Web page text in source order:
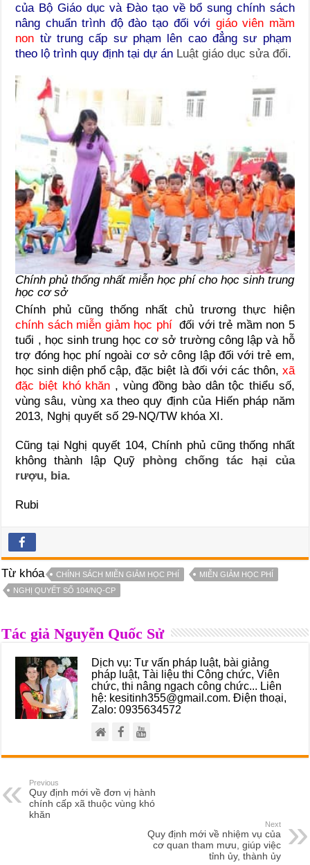
của Bộ Giáo dục và Đào tạo về bổ sung chính sách
nâng chuẩn trình độ đào tạo đối với giáo viên mầm
non từ trung cấp sư phạm lên cao đẳng sư phạm
theo lộ trình quy định tại dự án Luật giáo dục sửa đổi.
Chính phủ thống nhất miễn học phí cho học sinh trung
học cơ sở
Chính phủ cũng thống nhất chủ trương thực hiện
chính sách miễn giảm học phíđối với trẻ mầm non 5
tuổi , học sinh trung học cơ sở trường công lập và hỗ
trợ đóng học phí ngoài cơ sở công lập đối với trẻ em,
học sinh diện phổ cập, đặc biệt là đối với các thôn, xã
đặc biệt khó khăn , vùng đồng bào dân tộc thiểu số,
vùng sâu, vùng xa theo quy định của Hiến pháp năm
2013, Nghị quyết số 29-NQ/TW khóa XI.
Cũng tại Nghị quyết 104, Chính phủ cũng thống nhất
không thành lập Quỹ phòng chống tác hại của
rượu, bia.
Rubi
Từ khóa CHÍNH SÁCH MIỄN GIẢM HỌC PHÍ
MIỄN GIẢM HỌC PHÍ
NGHỊ QUYẾT SỐ 104/NQ-CP
Tác giả Nguyễn Quốc Sử
Dịch vụ: Tư vấn pháp luật, bài giảng
pháp luật, Tài liệu thi Công chức, Viên
chức, thi nâng ngạch công chức... Liên
hệ: kesitinh355@gmail.com. Điện thoại,
Zalo: 0935634572
Previous
Quy định mới về đơn vị hành
chính cấp xã thuộc vùng khó
khăn
Next
Quy định mới về nhiệm vụ của
cơ quan tham mưu, giúp việc
tỉnh ủy, thành ủy